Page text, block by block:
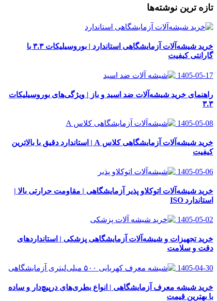
تازه ترین نوشته‌ها
خرید شیشه‌آلات آزمایشگاهی استاندارد | بوروسیلیکات ۳.۳ با
گارانتی کیفیت
1405-05-17
راهنمای خرید شیشه‌آلات ضد اسید و باز | ویژگی‌های بوروسیلیکات
۳.۳
1405-05-08
خرید شیشه‌آلات آزمایشگاهی کلاس A | استاندارد دقیق با بالاترین
کیفیت
1405-05-06
خرید شیشه‌آلات اتوکلاو پذیر آزمایشگاهی | مقاومت حرارتی بالا |
استاندارد ISO
1405-05-02
خرید تجهیزات و شیشه‌آلات آزمایشگاهی پزشکی | استانداردهای
دقت و سلامت
1405-04-30
خرید شیشه معرف آزمایشگاهی | انواع بطری‌های در‌پیچ‌دار و ساده
با بهترین قیمت